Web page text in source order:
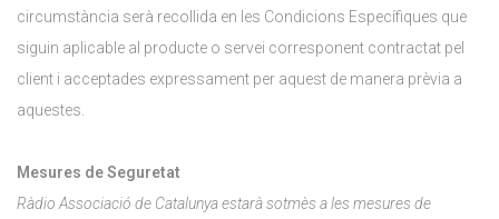
circumstància serà recollida en les Condicions Específiques que
siguin aplicable al producte o servei corresponent contractat pel
client i acceptades expressament per aquest de manera prèvia a
aquestes.
Mesures de Seguretat
Ràdio Associació de Catalunya estarà sotmès a les mesures de